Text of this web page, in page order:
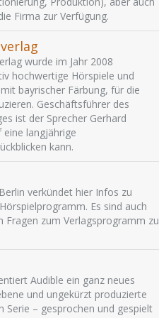
Firma zur Verfügung.
wurde im Jahr 2008
hochwertige Hörspiele und
bayrischer Färbung, für die
Geschäftsführer des
ist der Sprecher Gerhard
langjährige
kann.
verkündet hier Infos zu
Es sind auch
Fragen zum Verlagsprogramm zu
Audible ein ganz neues
und ungekürzt produzierte
Serie – gesprochen und gespielt